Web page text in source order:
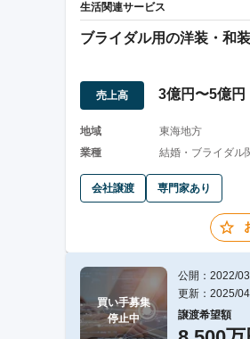
生活関連サービス
ブライダル用の洋装・和
売上高 3億円〜5億円
地域
東海地方
業種
結婚・ブライダル
会社譲渡 専門家あり
買い手募集
停止中
公開：2022/
更新：2025/
譲渡希望額